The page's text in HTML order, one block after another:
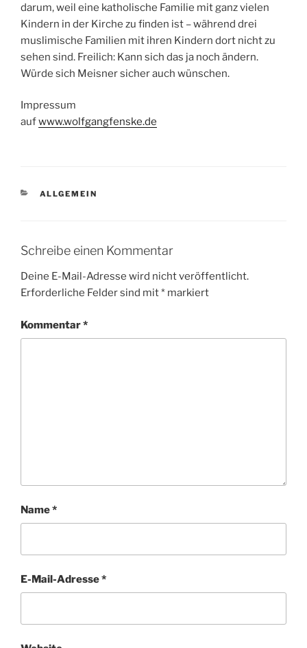
darum, weil eine katholische Familie mit ganz vielen
Kindern in der Kirche zu finden ist – während drei
muslimische Familien mit ihren Kindern dort nicht zu
sehen sind. Freilich: Kann sich das ja noch ändern.
Würde sich Meisner sicher auch wünschen.
Impressum
aufwww.wolfgangfenske.de
KATEGORIEN
ALLGEMEIN
Schreibe einen Kommentar
Deine E-Mail-Adresse wird nicht veröffentlicht.
Erforderliche Felder sind mit* markiert
Kommentar*
Name*
E-Mail-Adresse*